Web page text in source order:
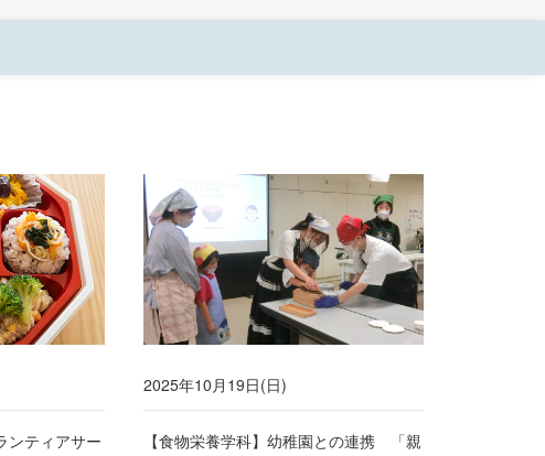
ンティアサー
2025年10月19日(日)
【食物栄養学科】幼稚園との連携 「親